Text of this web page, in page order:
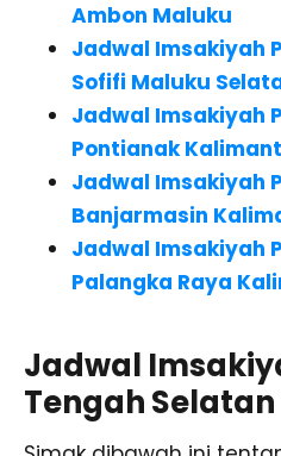
Ambon Maluku
Jadwal Imsakiyah
Sofifi Maluku
Jadwal Imsakiyah
Pontianak
Jadwal Imsakiyah
Banjarmasin
Jadwal Imsakiyah
Palangka Raya
Jadwal
Tengah